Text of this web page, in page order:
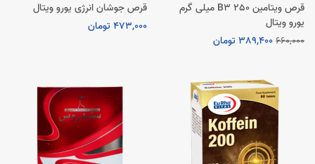
قرص ویتامین B3 250 میلی گرم
یورو ویتال
660,000 389,400 تومان
قرص جوشان انرژی یورو ویتال
473,000 تومان